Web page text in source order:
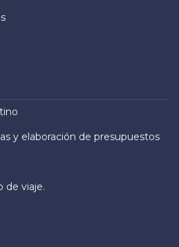
y elaboración de presupuestos
de viaje.